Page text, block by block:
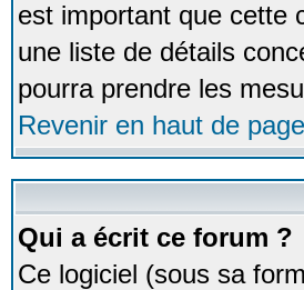
est important que cette
une liste de détails
pourra prendre les
Revenir en haut de page
Qui a écrit ce forum ?
Ce logiciel (sous sa